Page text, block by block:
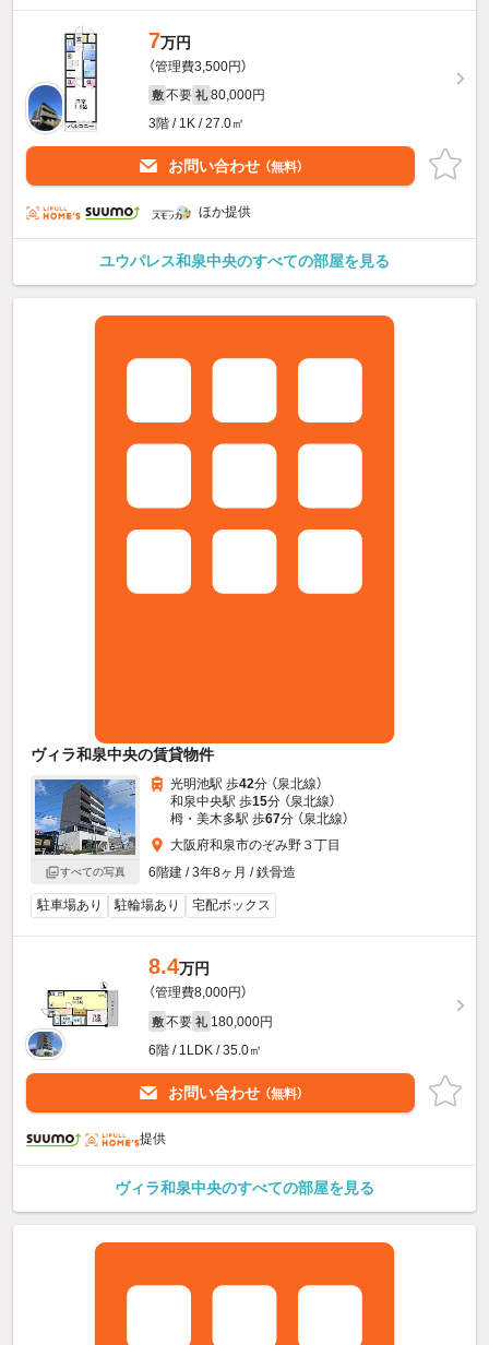
7万円
（管理費3,500円）
敷 不要 礼 80,000円
3階 / 1K / 27.0㎡
お問い合わせ （無料）
ほか提供
ユウパレス和泉中央のすべての部屋を見る
ヴィラ和泉中央の賃貸物件
すべての写真
光明池駅 歩42分 （泉北線）
和泉中央駅 歩15分 （泉北線）
栂・美木多駅 歩67分 （泉北線）
大阪府和泉市のぞみ野３丁目
6階建 / 3年8ヶ月 / 鉄骨造
駐車場あり 駐輪場あり 宅配ボックス
8.4万円
（管理費8,000円）
敷 不要 礼 180,000円
6階 / 1LDK / 35.0㎡
お問い合わせ （無料）
提供
ヴィラ和泉中央のすべての部屋を見る